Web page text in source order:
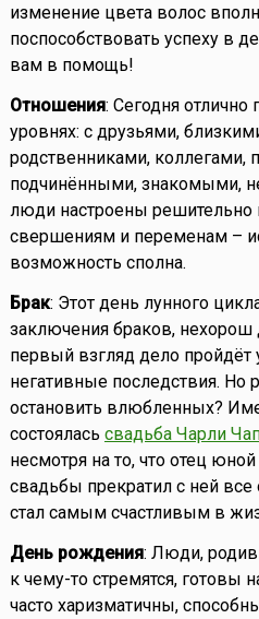
изменение цвета волос
поспособствовать успеху в
вам в помощь!
Отношения: Сегодня отлично
уровнях: с друзьями,
родственниками, коллегами,
подчинёнными, знакомыми,
люди настроены решительно
свершениям и переменам –
возможность сполна.
Брак: Этот день лунного
заключения браков, нехорош
первый взгляд дело
негативные последствия. Но
остановить влюбленных?
состоялась свадьба Чарли
несмотря на то, что отец
свадьбы прекратил с ней
стал самым счастливым в
День рождения: Люди,
к чему-то стремятся, готовы
часто харизматичны,